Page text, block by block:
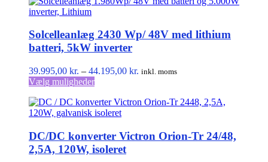
Solcelleanlæg 2430 Wp/ 48V med lithium
batteri, 5kW inverter
39.995,00 kr. – 44.195,00 kr. Prisinterval:
44.195,00 kr.
inkl. moms
Vælg mulighederDette
har
flere
Mulighederne
kan
vælges
DC/DC konverter Victron Orion-Tr 24/48,
2,5A, 120W, isoleret